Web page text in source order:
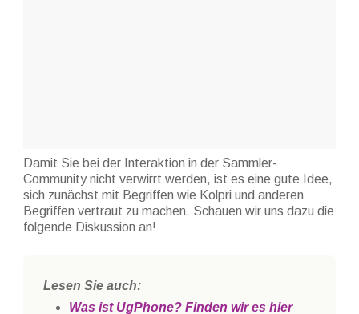
Damit Sie bei der Interaktion in der Sammler-
Community nicht verwirrt werden, ist es eine gute Idee,
sich zunächst mit Begriffen wie Kolpri und anderen
Begriffen vertraut zu machen. Schauen wir uns dazu die
folgende Diskussion an!
Lesen Sie auch:
Was ist UgPhone? Finden wir es hier